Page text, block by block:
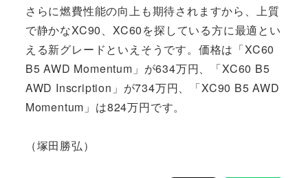
さらに燃費性能の向上も期待されますから、上質
で静かなXC90、XC60を探している方に最適とい
える新グレードといえそうです。価格は「XC60
B5 AWD Momentum」が634万円、「XC60 B5
AWD Inscription」が734万円、「XC90 B5 AWD
Momentum」は824万円です。
（塚田勝弘）